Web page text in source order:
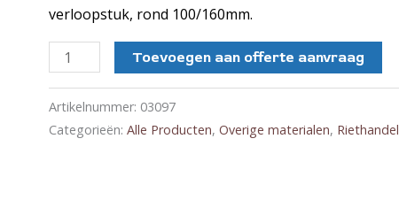
verloopstuk, rond 100/160mm.
Ventilatie
dak
doorvoer
aantal
Toevoegen aan offerte aanvraag
Artikelnummer: 03097
Categorieën: Alle Producten, Overige materialen, Riethandel